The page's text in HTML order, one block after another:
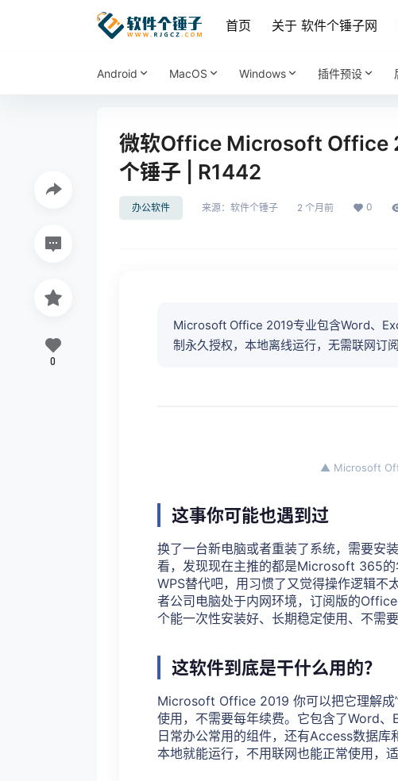
首页 关于 软件个锤子网
Android MacOS Windows 插件预设
微软Office Microsoft Office
个锤子 | R1442
办公软件 来源： 软件个锤子 2 个月前 0
Microsoft Office 2019专业包含Word、
制永久授权，本地离线运行，无需联网订
▲ Microsoft
这事你可能也遇到过
换了一台新电脑或者重装了系统，需要安
看，发现现在主推的都是Microsoft 365的
WPS替代吧，用习惯了又觉得操作逻辑不
者公司电脑处于内网环境，订阅版的
个能一次性安装好、长期稳定使用、不需
这软件到底是干什么用的？
Microsoft Office 2019 你可以把它理解
使用，不需要每年续费。它包含了Word
日常办公常用的组件，还有Access数据
本地就能运行，不用联网也能正常使用，
0